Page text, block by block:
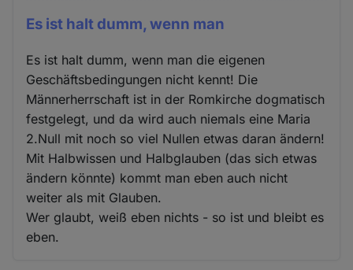
Es ist halt dumm, wenn man
Es ist halt dumm, wenn man die eigenen
Geschäftsbedingungen nicht kennt! Die
Männerherrschaft ist in der Romkirche dogmatisch
festgelegt, und da wird auch niemals eine Maria
2.Null mit noch so viel Nullen etwas daran ändern!
Mit Halbwissen und Halbglauben (das sich etwas
ändern könnte) kommt man eben auch nicht
weiter als mit Glauben.
Wer glaubt, weiß eben nichts - so ist und bleibt es
eben.